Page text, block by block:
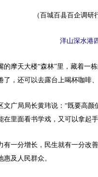
洋山深水港
天大楼“森林”里，藏着一栋
了，还可以去露台上喝杯咖啡、
局局长黄玮说：“既要高颜
在里面看书学戏，又可以拿起
分增长，民生就有一分改善
惠及人民群众。